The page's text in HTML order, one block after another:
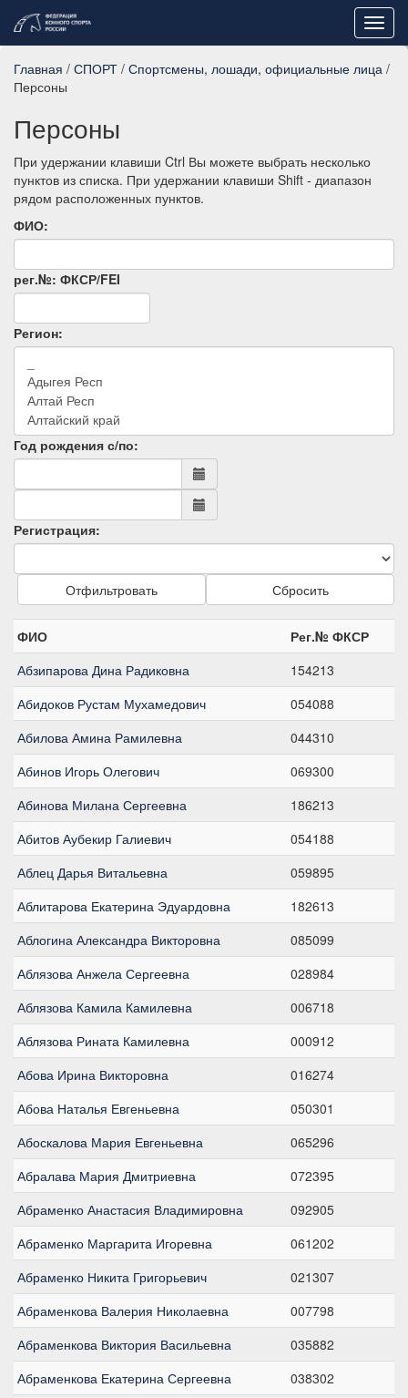
Главная / СПОРТ / Спортсмены, лошади, официальные лица /
Персоны
Персоны
При удержании клавиши Ctrl Вы можете выбрать несколько
пунктов из списка. При удержании клавиши Shift - диапазон
рядом расположенных пунктов.
ФИО:
рег.№: ФКСР/FEI
Регион:
Год рождения с/по:
Регистрация:
Отфильтровать Сбросить
ФИО
Рег.№ ФКСР
Абзипарова Дина Радиковна
154213
Абидоков Рустам Мухамедович
054088
Абилова Амина Рамилевна
044310
Абинов Игорь Олегович
069300
Абинова Милана Сергеевна
186213
Абитов Аубекир Галиевич
054188
Аблец Дарья Витальевна
059895
Аблитарова Екатерина Эдуардовна
182613
Аблогина Александра Викторовна
085099
Аблязова Анжела Сергеевна
028984
Аблязова Камила Камилевна
006718
Аблязова Рината Камилевна
000912
Абова Ирина Викторовна
016274
Абова Наталья Евгеньевна
050301
Абоскалова Мария Евгеньевна
065296
Абралава Мария Дмитриевна
072395
Абраменко Анастасия Владимировна
092905
Абраменко Маргарита Игоревна
061202
Абраменко Никита Григорьевич
021307
Абраменкова Валерия Николаевна
007798
Абраменкова Виктория Васильевна
035882
Абраменкова Екатерина Сергеевна
038302